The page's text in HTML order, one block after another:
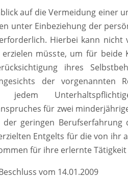
auf die Vermeidung einer
unter Einbeziehung der
Hierbei kann nicht
müsste, um für beide
ihres
der vorgenannten
jedem
für zwei
der geringen
Entgelts für die von ihr
für ihre erlernte
vom 14.01.2009